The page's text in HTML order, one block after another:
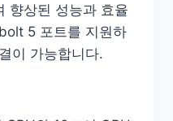
향상된 성능과 효율
5 포트를 지원하
이 가능합니다.